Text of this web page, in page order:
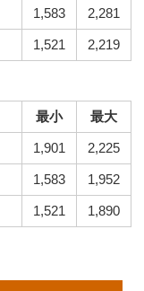
1,583 2,281
1,521 2,219
最小 最大
1,901 2,225
1,583 1,952
1,521 1,890